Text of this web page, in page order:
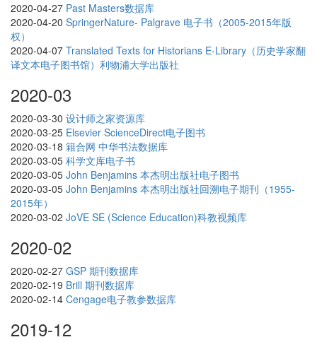
2020-04-27 Past Masters数据库
2020-04-20 SpringerNature- Palgrave 电子书（2005-2015年版
权）
2020-04-07 Translated Texts for Historians E-Library（历史学家翻
译文本电子图书馆）利物浦大学出版社
2020-03
2020-03-30 设计师之家资源库
2020-03-25 Elsevier ScienceDirect电子图书
2020-03-18 籍合网 中华书法数据库
2020-03-05 科学文库电子书
2020-03-05 John Benjamins 本杰明出版社电子图书
2020-03-05 John Benjamins 本杰明出版社回溯电子期刊（1955-
2015年）
2020-03-02 JoVE SE (Science Education)科教视频库
2020-02
2020-02-27 GSP 期刊数据库
2020-02-19 Brill 期刊数据库
2020-02-14 Cengage电子教参数据库
2019-12